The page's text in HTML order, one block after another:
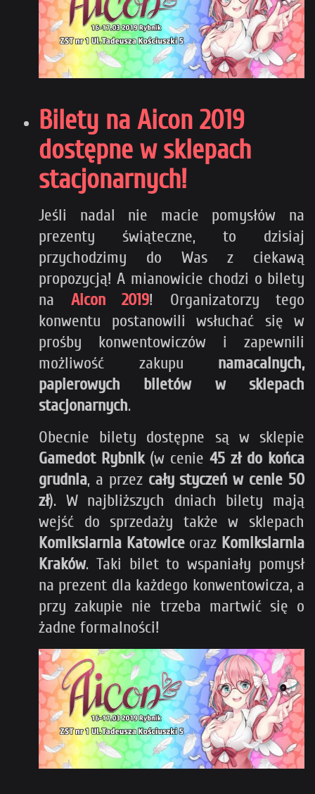
Bilety na Aicon 2019
dostępne w sklepach
stacjonarnych!
Jeśli nadal nie macie pomysłów na
prezenty świąteczne, to dzisiaj
przychodzimy do Was z ciekawą
propozycją! A mianowicie chodzi o bilety
na Aicon 2019! Organizatorzy tego
konwentu postanowili wsłuchać się w
prośby konwentowiczów i zapewnili
możliwość zakupu namacalnych,
papierowych biletów w sklepach
stacjonarnych.
Obecnie bilety dostępne są w sklepie
Gamedot Rybnik(w cenie 45 zł do końca
grudnia, a przez cały styczeń w cenie 50
zł). W najbliższych dniach bilety mają
wejść do sprzedaży także w sklepach
Komiksiarnia Katowiceoraz Komiksiarnia
Kraków. Taki bilet to wspaniały pomysł
na prezent dla każdego konwentowicza, a
przy zakupie nie trzeba martwić się o
żadne formalności!